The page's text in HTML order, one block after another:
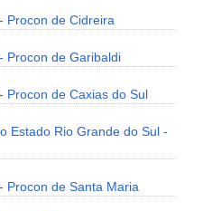
Procon de Cidreira
Procon de Garibaldi
Procon de Caxias do Sul
Estado Rio Grande do Sul -
Procon de Santa Maria